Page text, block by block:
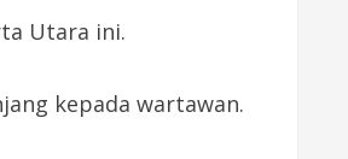
Utara ini.
kepada wartawan.